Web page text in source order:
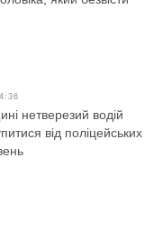
нетверезий водій
від поліцейських